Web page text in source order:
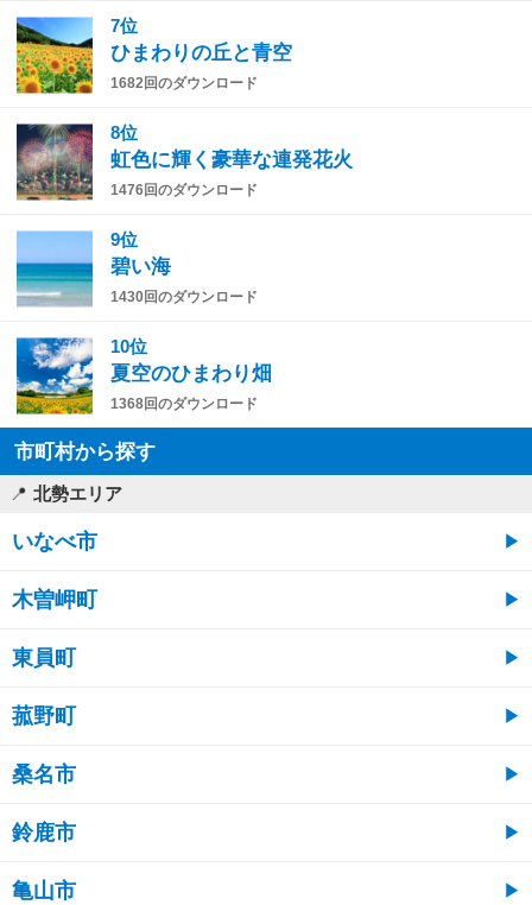
7位
ひまわりの丘と青空
1682回のダウンロード
8位
虹色に輝く豪華な連発花火
1476回のダウンロード
9位
碧い海
1430回のダウンロード
10位
夏空のひまわり畑
1368回のダウンロード
市町村から探す
北勢エリア
いなべ市
木曽岬町
東員町
菰野町
桑名市
鈴鹿市
亀山市